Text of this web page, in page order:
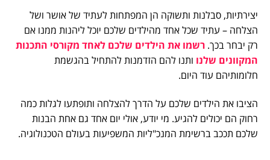
יצירתיות, סבלנות ותשוקה הן המפתחות לעתיד של אושר ושל
הצלחה – עתיד שכל אחד מהילדים שלכם יוכל ליהנות ממנו אם
רק יבחר בכך. רשמו את הילדים שלכם לאחד מקורסי התכנות
המקוונים שלנו ותנו להם הזדמנות להתחיל בהגשמת
חלומותיהם עוד היום.
הציבו את הילדים שלכם על הדרך להצלחה ותופתעו לגלות כמה
רחוק הם יכולים להגיע. מי יודע, אולי יום אחד גם אחת הבנות
שלכם תככב ברשימת המנכ"ליות המשפיעות בעולם הטכנולוגיה.